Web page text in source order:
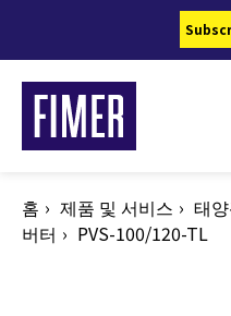
홈 제품 및 서비스 태
버터
PVS-100/120-TL